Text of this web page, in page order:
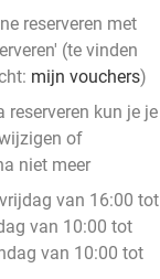
reserveren met
(te vinden
mijn vouchers)
reserveren kun je je
of
niet meer
van 16:00 tot
van 10:00 tot
van 10:00 tot